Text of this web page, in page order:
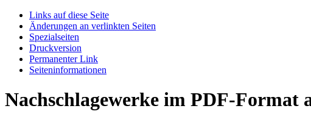
Links auf diese Seite
Änderungen an verlinkten Seiten
Spezialseiten
Druckversion
Permanenter Link
Seiten­­informationen
Nachschlagewerke im PDF-Format